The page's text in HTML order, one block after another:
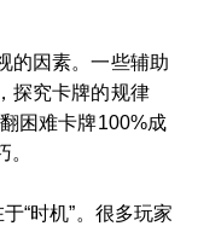
的因素。一些辅助
探究卡牌的规律
困难卡牌100%成
“时机”。很多玩家